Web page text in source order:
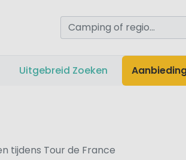
Uitgebreid Zoeken
tijdens Tour de France